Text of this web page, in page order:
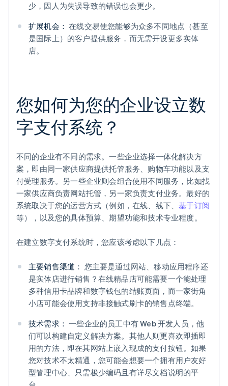
少，因人为失误导致的错误也会更少。
扩展机会： 在线交易使您能够为众多不同地点（甚至
是国际上）的客户提供服务，而无需开设更多实体
店。
您如何为您的企业设立数
字支付系统？
不同的企业有不同的需求。一些企业选择一体化解决方
案，即由同一家供应商提供托管服务、购物车功能以及支
付受理服务。另一些企业则会组合使用不同服务，比如找
一家供应商负责网站托管，另一家负责支付业务。最好的
系统取决于您的运营方式（例如，在线、线下、基于订阅
等），以及您的具体预算、期望功能和技术专业程度。
在建立数字支付系统时，您应该考虑以下几点：
主要销售渠道： 您主要是通过网站、移动应用程序还
是实体店进行销售？在线精品店可能需要一个能处理
多种信用卡品牌和数字钱包的结账页面，而一家街角
小店可能会使用支持非接触式刷卡的销售点终端。
技术需求： 一些企业的员工中有 Web 开发人员，他
们可以构建自定义解决方案。其他人则更喜欢即插即
用的方法，即在其网站上嵌入现成的支付按钮。如果
您对技术不太精通，您可能会想要一个拥有用户友好
型管理中心、只需极少编码且有详尽文档说明的平